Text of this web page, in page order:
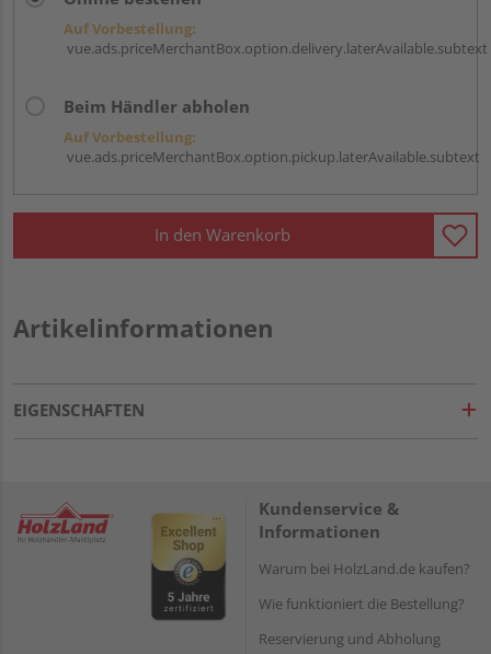
Auf Vorbestellung:
vue.ads.priceMerchantBox.option.delivery.laterAvailable.subtext
Beim Händler abholen
Auf Vorbestellung:
vue.ads.priceMerchantBox.option.pickup.laterAvailable.subtext
In den Warenkorb
Artikelinformationen
EIGENSCHAFTEN
Kundenservice &
Informationen
Warum bei HolzLand.de kaufen?
Wie funktioniert die Bestellung?
Reservierung und Abholung